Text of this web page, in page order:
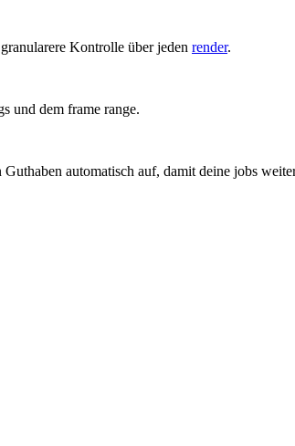
Kontrolle über jeden render.
und dem frame range.
Guthaben automatisch auf, damit deine jobs